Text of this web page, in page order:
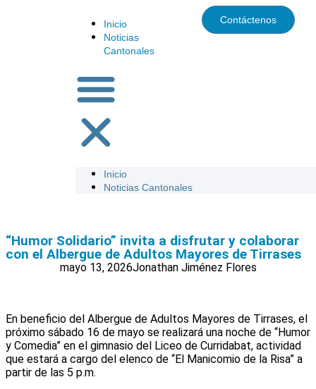
Inicio
Noticias
Cantonales
Inicio
Noticias Cantonales
Contáctenos
“Humor Solidario” invita a disfrutar y colaborar
con el Albergue de Adultos Mayores de Tirrases
mayo 13, 2026Jonathan Jiménez Flores
En beneficio del Albergue de Adultos Mayores de Tirrases, el
próximo sábado 16 de mayo se realizará una noche de “Humor
y Comedia” en el gimnasio del Liceo de Curridabat, actividad
que estará a cargo del elenco de “El Manicomio de la Risa” a
partir de las 5 p.m.